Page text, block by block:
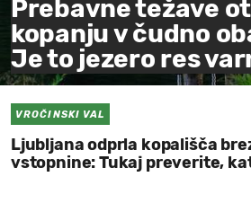
Prebavne težave
kopanju v čudno
Je to jezero res
VROČINSKI VAL
Ljubljana odprla kopališča
vstopnine: Tukaj preverite,